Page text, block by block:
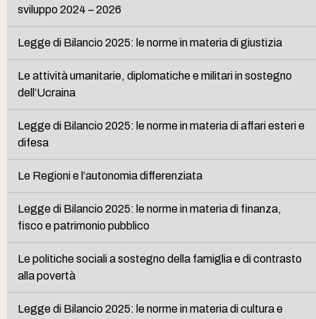
sviluppo 2024 – 2026
Legge di Bilancio 2025: le norme in materia di giustizia
Le attività umanitarie, diplomatiche e militari in sostegno
dell’Ucraina
Legge di Bilancio 2025: le norme in materia di affari esteri e
difesa
Le Regioni e l’autonomia differenziata
Legge di Bilancio 2025: le norme in materia di finanza,
fisco e patrimonio pubblico
Le politiche sociali a sostegno della famiglia e di contrasto
alla povertà
Legge di Bilancio 2025: le norme in materia di cultura e